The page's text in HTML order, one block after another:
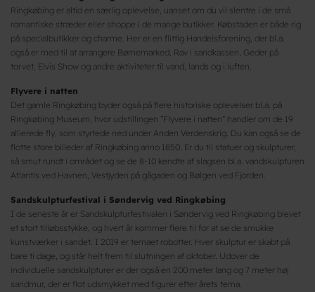
Ringkøbing er altid en særlig oplevelse, uanset om du vil slentre i de små
romantiske stræder eller shoppe i de mange butikker. Købstaden er både rig
på specialbutikker og charme. Her er en flittig Handelsforening, der bl.a.
også er med til at arrangere Børnemarked, Rav i sandkassen, Geder på
torvet, Elvis Show og andre aktiviteter til vand, lands og i luften.
Flyvere i natten
Det gamle Ringkøbing byder også på flere historiske oplevelser bl.a. på
Ringkøbing Museum, hvor udstillingen ”Flyvere i natten” handler om de 19
allierede fly, som styrtede ned under Anden Verdenskrig. Du kan også se de
flotte store billeder af Ringkøbing anno 1850. Er du til statuer og skulpturer,
så smut rundt i området og se de 8-10 kendte af slagsen bl.a. vandskulpturen
Atlantis ved Havnen, Vestjyden på gågaden og Bølgen ved Fjorden.
Sandskulpturfestival i Søndervig ved Ringkøbing
I de seneste år er Sandskulpturfestivalen i Søndervig ved Ringkøbing blevet
et stort tilløbsstykke, og hvert år kommer flere til for at se de smukke
kunstværker i sandet. I 2019 er temaet robotter. Hver skulptur er skabt på
bare ti dage, og står helt frem til slutningen af oktober. Udover de
individuelle sandskulpturer er der også en 200 meter lang og 7 meter høj
sandmur, der er flot udsmykket med figurer efter årets tema.